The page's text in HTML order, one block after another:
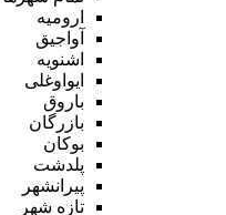
ارومیه
آواجیق
اشنویه
ایواوغلی
باروق
بازرگان
بوکان
پلدشت
پیرانشهر
تازه شهر